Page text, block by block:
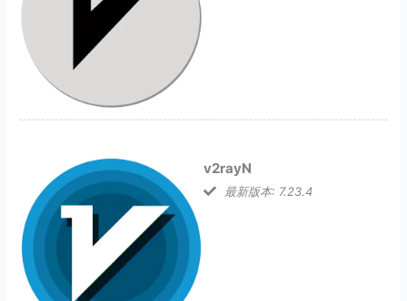
v2rayN
最新版本: 7.23.4